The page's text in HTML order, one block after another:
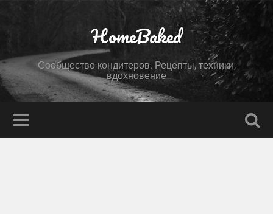
HomeBaked
Сообщество кондитеров. Рецепты, техники,
вдохновение